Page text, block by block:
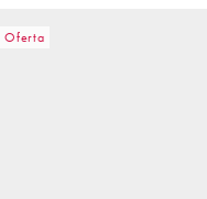
Oferta